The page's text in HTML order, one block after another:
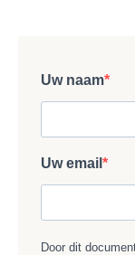
Uw naam
Uw email
Door dit